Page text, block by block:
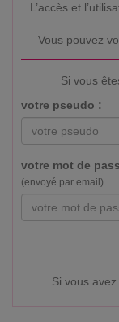
L’accès et
Vous pouvez
Si vous
votre pseudo :
votre mot de
(envoyé par email)
Si vous